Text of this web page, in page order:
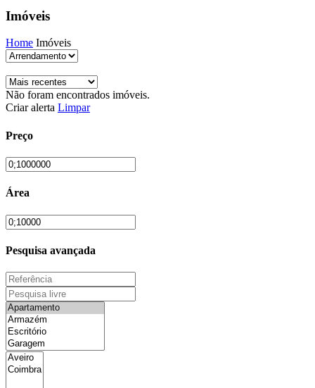
Imóveis
Home Imóveis
Não foram encontrados imóveis.
Criar alerta Limpar
Preço
Área
Pesquisa avançada